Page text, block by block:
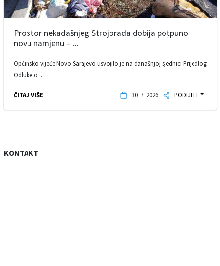
Prostor nekadašnjeg Strojorada dobija potpuno
novu namjenu – ...
Općinsko vijeće Novo Sarajevo usvojilo je na današnjoj sjednici Prijedlog
Odluke o ...
ČITAJ VIŠE 30. 7. 2026. PODIJELI
KONTAKT